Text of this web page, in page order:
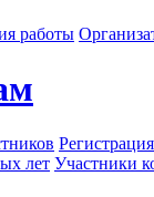
работы
лет Участники